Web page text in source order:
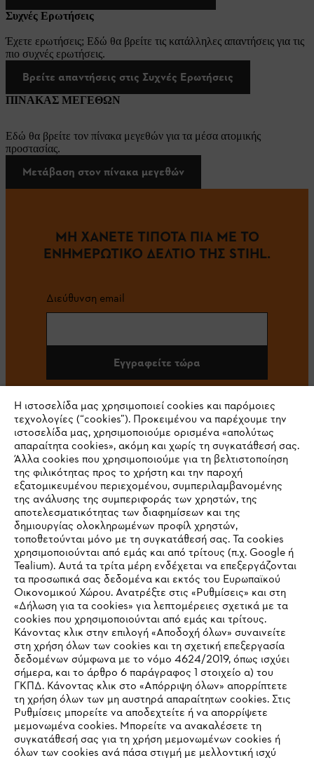
Συχνές Ερωτήσεις
Έχετε ερωτήσεις; Εδώ θα βρείτε τις κατάλληλες απαντήσεις για τις
πιο συχνές ερωτήσεις.
Βρείτε απαντήσεις στις Συχνές Ερωτήσεις
ΠΙΝΑΚΑΣ ΜΕΓΕΘΩΝ
Εδώ θα βρείτε τον πίνακα μεγεθών για τα μέσα ατομικής
προστασίας.
Μετάβαση στον πίνακα μεγεθών
ΜΗ ΧΑΝΕΤΕ ΤΙΠΟΤΑ ΠΙΑ ΜΕ ΤΟ
ΕΝΗΜΕΡΩΤΙΚΟ ΔΕΛΤΙΟ ΤΗΣ STIHL.
Διεύθυνση email
Εγγραφείτε τώρα
#STIHL
Εταιρεία
STIHL Συχνές ερωτήσεις
Service
Πολιτική απορρήτου Νομικό κείμενο Cookies
IHR BROWSER WIRD NICHT
UNTERSTÜTZT
Sie nutzen einen Browser, den wir noch nicht unterstützen. Für
eine optimale Nutzung unserer Seite empfehlen wir Ihnen, zu
Η ιστοσελίδα μας χρησιμοποιεί cookies και παρόμοιες
τεχνολογίες (“cookies”). Προκειμένου να παρέχουμε την
ιστοσελίδα μας, χρησιμοποιούμε ορισμένα «απολύτως
απαραίτητα cookies», ακόμη και χωρίς τη συγκατάθεσή σας.
Άλλα cookies που χρησιμοποιούμε για τη βελτιστοποίηση
της φιλικότητας προς το χρήστη και την παροχή
εξατομικευμένου περιεχομένου, συμπεριλαμβανομένης
της ανάλυσης της συμπεριφοράς των χρηστών, της
αποτελεσματικότητας των διαφημίσεων και της
δημιουργίας ολοκληρωμένων προφίλ χρηστών,
τοποθετούνται μόνο με τη συγκατάθεσή σας. Τα cookies
χρησιμοποιούνται από εμάς και από τρίτους (π.χ. Google ή
Tealium). Αυτά τα τρίτα μέρη ενδέχεται να επεξεργάζονται
τα προσωπικά σας δεδομένα και εκτός του Ευρωπαϊκού
Οικονομικού Χώρου. Ανατρέξτε στις «Ρυθμίσεις» και στη
«Δήλωση για τα cookies» για λεπτομέρειες σχετικά με τα
cookies που χρησιμοποιούνται από εμάς και τρίτους.
Κάνοντας κλικ στην επιλογή «Αποδοχή όλων» συναινείτε
στη χρήση όλων των cookies και τη σχετική επεξεργασία
δεδομένων σύμφωνα με το νόμο 4624/2019, όπως ισχύει
σήμερα, και το άρθρο 6 παράγραφος 1 στοιχείο α) του
ΓΚΠΔ. Κάνοντας κλικ στο «Απόρριψη όλων» απορρίπτετε
τη χρήση όλων των μη αυστηρά απαραίτητων cookies. Στις
Ρυθμίσεις μπορείτε να αποδεχτείτε ή να απορρίψετε
μεμονωμένα cookies. Μπορείτε να ανακαλέσετε τη
συγκατάθεσή σας για τη χρήση μεμονωμένων cookies ή
όλων των cookies ανά πάσα στιγμή με μελλοντική ισχύ